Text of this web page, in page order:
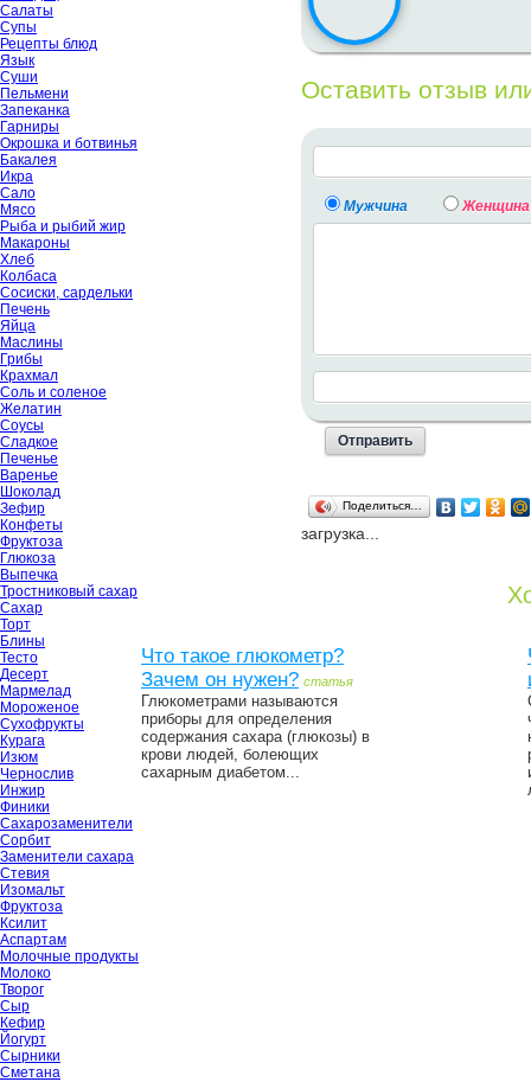
Салаты
Супы
Рецепты блюд
Язык
Суши
Пельмени
Запеканка
Гарниры
Окрошка и ботвинья
Бакалея
Икра
Сало
Мясо
Рыба и рыбий жир
Макароны
Хлеб
Колбаса
Сосиски, сардельки
Печень
Яйца
Маслины
Грибы
Крахмал
Соль и соленое
Желатин
Соусы
Сладкое
Печенье
Варенье
Шоколад
Зефир
Конфеты
Фруктоза
Глюкоза
Выпечка
Тростниковый сахар
Сахар
Торт
Блины
Тесто
Десерт
Мармелад
Мороженое
Сухофрукты
Курага
Изюм
Чернослив
Инжир
Финики
Сахарозаменители
Сорбит
Заменители сахара
Стевия
Изомальт
Фруктоза
Ксилит
Аспартам
Молочные продукты
Молоко
Творог
Сыр
Кефир
Йогурт
Сырники
Сметана
Оставить отзыв
Мужчина Женщина
Поделиться…
загрузка...
Что такое глюкометр?
Зачем он нужен? статья
Глюкометрами называются
приборы для определения
содержания сахара (глюкозы) в
крови людей, болеющих
сахарным диабетом...